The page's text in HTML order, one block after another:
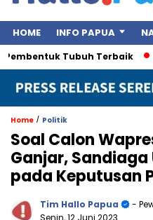
HOME INFO PAPUA
Tubuh Terbaik
Home / Politik
Soal Calon
Ganjar, Sandiaga
pada Keputusan
Tim Hallo Papua
-
Senin, 12 Juni 2023